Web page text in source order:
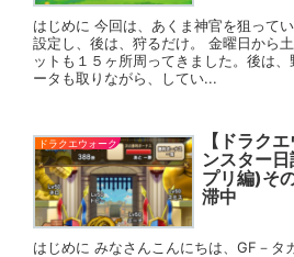
はじめに 今回は、あくま神官を狙って
設定し、後は、狩るだけ。 金曜日から
ットも１５ヶ所周ってきました。後は
ータも取りながら、してい...
ドラクエウォーク
【ドラク
ンスター
プリ編)そ
滞中
はじめに みなさんこんにちは、GF－タ